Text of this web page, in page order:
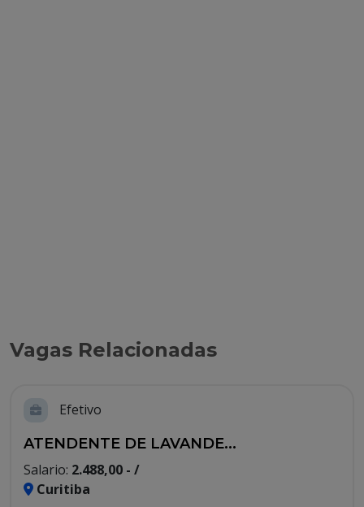
Vagas Relacionadas
Efetivo
ATENDENTE DE LAVANDE...
Salario: 2.488,00 - /
Curitiba